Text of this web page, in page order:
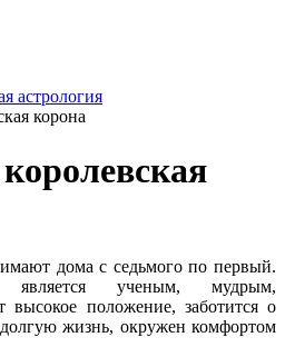
астрология
корона
дома с седьмого по первый.
ученым, мудрым,
высокое положение, заботится о
жизнь, окружен комфортом